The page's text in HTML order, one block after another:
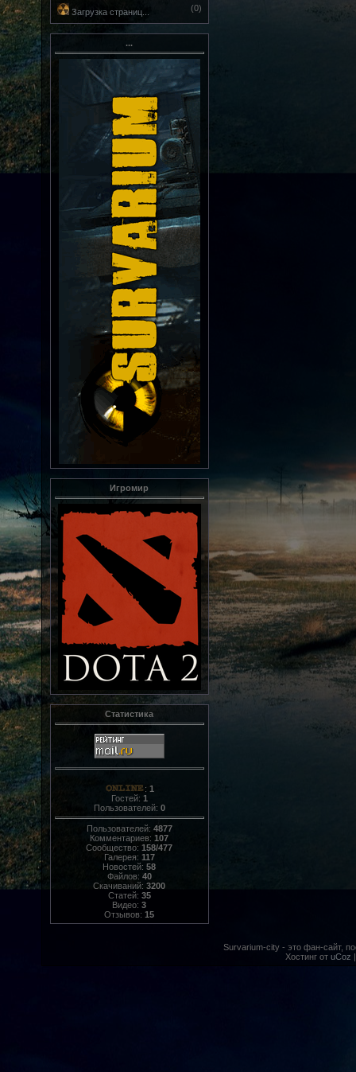
Загрузка страниц... (0)
...
Игромир
Статистика
: 1
Гостей: 1
Пользователей: 0
Пользователей: 4877
Комментариев: 107
Сообщество: 158/477
Галерея: 117
Новостей: 58
Файлов: 40
Скачиваний: 3200
Статей: 35
Видео: 3
Отзывов: 15
Survarium-city - это фан-сайт,
Хостинг от uCoz